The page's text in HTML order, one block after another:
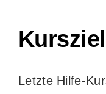
Letzte Hilfe-